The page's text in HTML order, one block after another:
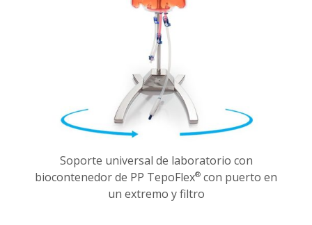
Soporte universal de laboratorio con
biocontenedor de PP TepoFlex® con puerto en
un extremo y filtro